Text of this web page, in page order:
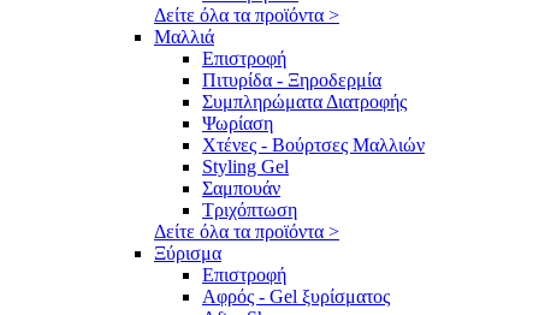
Δείτε όλα τα προϊόντα >
Μαλλιά
Επιστροφή
Πιτυρίδα - Ξηροδερμία
Συμπληρώματα Διατροφής
Ψωρίαση
Χτένες - Βούρτσες Μαλλιών
Styling Gel
Σαμπουάν
Τριχόπτωση
Δείτε όλα τα προϊόντα >
Ξύρισμα
Επιστροφή
Αφρός - Gel ξυρίσματος